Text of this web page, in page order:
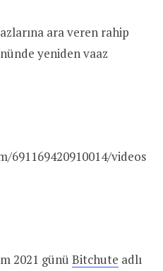
ara veren rahip
yeniden vaaz
691169420910014/videos
2021 günü Bitchute adlı